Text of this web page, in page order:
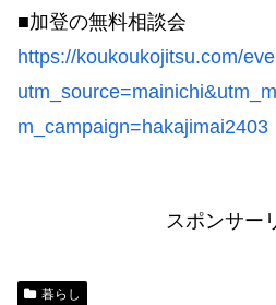
■加登の無料相談会
https://koukoukojitsu.com/
m_campaign=hakajimai2403
スポンサー
暮らし